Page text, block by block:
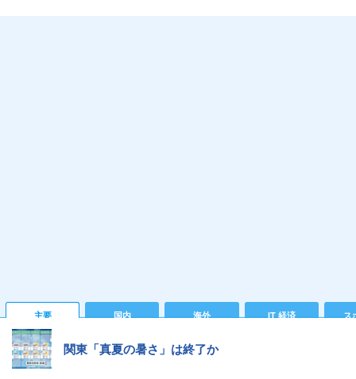
主要 国内 海外 IT 経済 ス
関東「真夏の暑さ」は終了か